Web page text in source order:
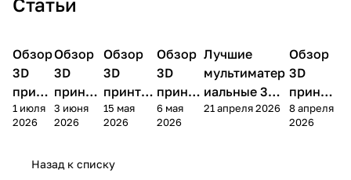
3D
принтеры
Обзор
3D
принт
ера
Bamb
1 июля
2026
3D
принтеры
Обзор
3D
принте
ра
Anycubi
4
3 июня
2026
3D
принтеры
Обзор
3D
принтер
а
FlashFo
Creator
15 мая
2026
3D
принтеры
Обзор
3D
принте
ра
Bambu
6 мая
2026
3D принтеры
Лучшие
мультиматер
иальные 3D
принтеры на
21 апреля 2026
3D
Обзор
3D
принте
ра
FlashF
8 апреля
2026
Назад к списку